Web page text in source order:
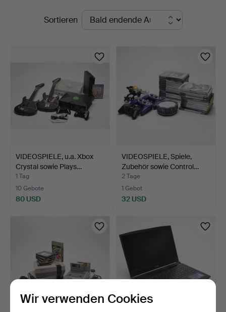
Gomér
Andersson
Linköping
LaufendeSortieren
VIDEOSPIELE, u.a. Xbox
Crystal sowie Plays…
1 Tag
10 Gebote
80 USD
VIDEOSPIELE, Spiele,
Zubehör sowie Control…
2 Tage
1 Gebot
32 USD
Wir verwenden Cookies